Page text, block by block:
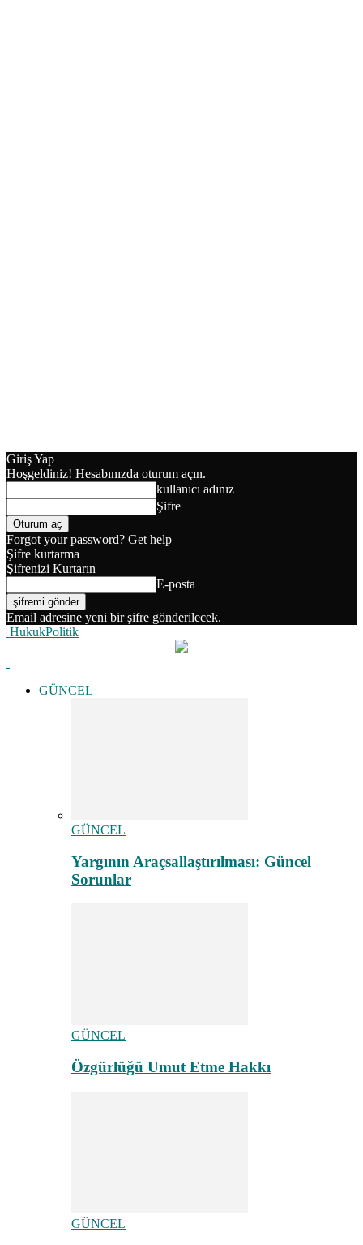
Giriş Yap
Hoşgeldiniz! Hesabınızda oturum açın.
kullanıcı adınız
Şifre
Forgot your password? Get help
Şifre kurtarma
Şifrenizi Kurtarın
E-posta
Email adresine yeni bir şifre gönderilecek.
HukukPolitik
GÜNCEL
GÜNCEL
Yargının Araçsallaştırılması: Güncel
Sorunlar
GÜNCEL
Özgürlüğü Umut Etme Hakkı
GÜNCEL